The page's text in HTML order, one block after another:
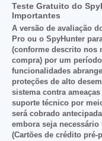
Teste Gratuito do
Importantes
A versão de avaliação
Pro ou o SpyHunter
(conforme descrito nos
compra) por um
funcionalidades
proteções de alto
sistema contra
suporte técnico por
será cobrado
embora seja
(Cartões de crédito pré-